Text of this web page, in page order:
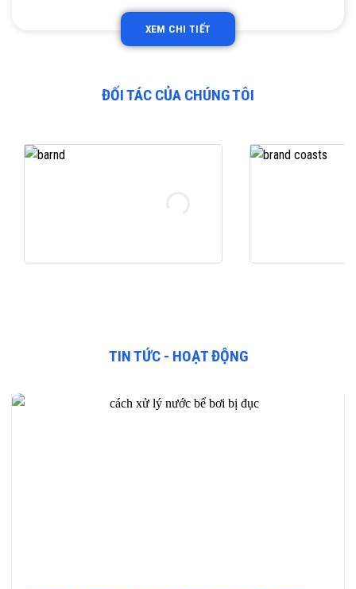
XEM CHI TIẾT
ĐỐI TÁC CỦA CHÚNG TÔI
TIN TỨC - HOẠT ĐỘNG